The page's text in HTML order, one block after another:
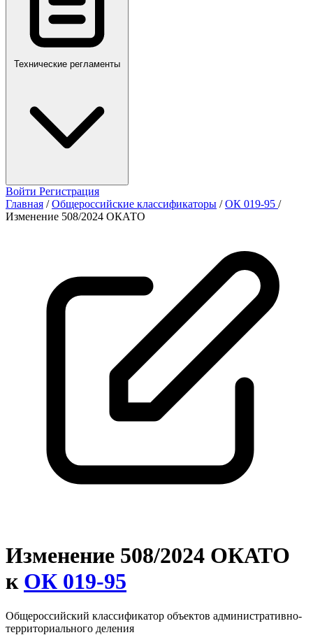
Технические регламенты
Войти Регистрация
Главная / Общероссийские классификаторы / ОК 019-95 /
Изменение 508/2024 ОКАТО
Изменение 508/2024 ОКАТО
к ОК 019-95
Общероссийский классификатор объектов административно-
территориального деления